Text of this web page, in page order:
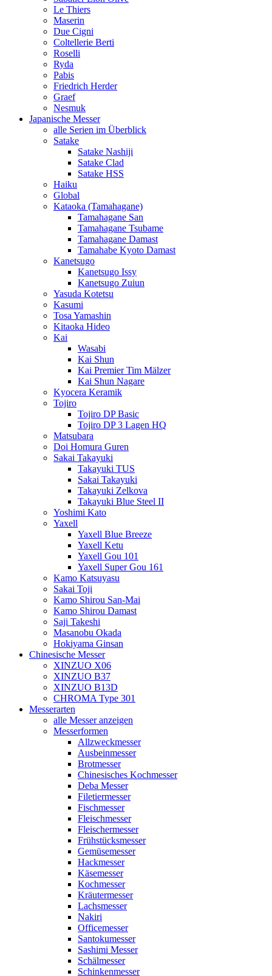
Le Thiers
Maserin
Due Cigni
Coltellerie Berti
Roselli
Ryda
Pabis
Friedrich Herder
Graef
Nesmuk
Japanische Messer
alle Serien im Überblick
Satake
Satake Nashiji
Satake Clad
Satake HSS
Haiku
Global
Kataoka (Tamahagane)
Tamahagane San
Tamahagane Tsubame
Tamahagane Damast
Tamahabe Kyoto Damast
Kanetsugo
Kanetsugo Issy
Kanetsugo Zuiun
Yasuda Kotetsu
Kasumi
Tosa Yamashin
Kitaoka Hideo
Kai
Wasabi
Kai Shun
Kai Premier Tim Mälzer
Kai Shun Nagare
Kyocera Keramik
Tojiro
Tojiro DP Basic
Tojiro DP 3 Lagen HQ
Matsubara
Doi Homura Guren
Sakai Takayuki
Takayuki TUS
Sakai Takayuki
Takayuki Zelkova
Takayuki Blue Steel II
Yoshimi Kato
Yaxell
Yaxell Blue Breeze
Yaxell Ketu
Yaxell Gou 101
Yaxell Super Gou 161
Kamo Katsuyasu
Sakai Toji
Kamo Shirou San-Mai
Kamo Shirou Damast
Saji Takeshi
Masanobu Okada
Hokiyama Ginsan
Chinesische Messer
XINZUO X06
XINZUO B37
XINZUO B13D
CHROMA Type 301
Messerarten
alle Messer anzeigen
Messerformen
Allzweckmesser
Ausbeinmesser
Brotmesser
Chinesisches Kochmesser
Deba Messer
Filetiermesser
Fischmesser
Fleischmesser
Fleischermesser
Frühstücksmesser
Gemüsemesser
Hackmesser
Käsemesser
Kochmesser
Kräutermesser
Lachsmesser
Nakiri
Officemesser
Santokumesser
Sashimi Messer
Schälmesser
Schinkenmesser